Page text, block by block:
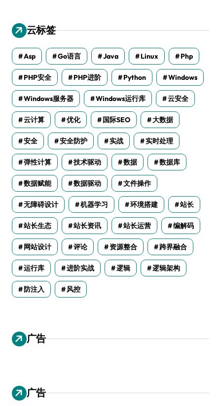
云标签
Asp Go语言 Java Linux Php
PHP安全 PHP进阶 Python Windows
Windows服务器 Windows运行库 云安全
云计算 优化 国际SEO 大数据
安全 安全防护 实战 实时处理
弹性计算 技术驱动 数据 数据库
数据赋能 数据驱动 文件操作
无障碍设计 机器学习 环境搭建 站长
站长生态 站长资讯 站长运营 编解码
网站设计 评论 资源整合 跨界融合
运行库 进阶实战 逻辑 逻辑架构
防注入 风控
广告
广告